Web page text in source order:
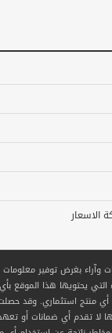
الاسعار
بغرض توفير معلومات
التي يحتويها هذا الموقع
أي منتج استثماري. وقد
لا تقدم أي ضمانات أو